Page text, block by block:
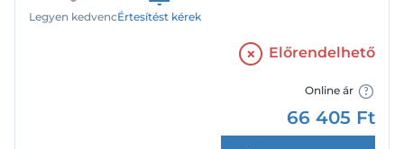
Legyen kedvencÉrtesítést kérek
Előrendelhető
Online ár
66 405 Ft